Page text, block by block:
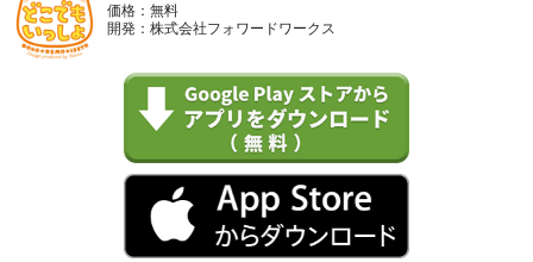
価格：無料
開発：株式会社フォワードワークス